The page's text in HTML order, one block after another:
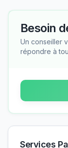
Besoin
Un conseiller
répondre à
Services